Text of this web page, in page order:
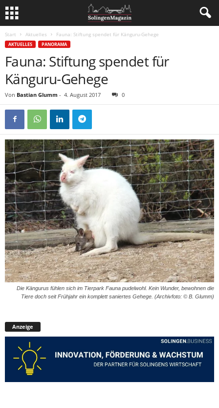
Start Aktuelles Fauna: Stiftung spendet für Känguru-Gehege
AKTUELLES PANORAMA
Fauna: Stiftung spendet für
Känguru-Gehege
Von Bastian Glumm - 4. August 2017 0
Die Kängurus fühlen sich im Tierpark Fauna pudelwohl. Kein Wunder, bewohnen die
Tiere doch seit Frühjahr ein komplett saniertes Gehege. (Archivfoto: © B. Glumm)
Anzeige